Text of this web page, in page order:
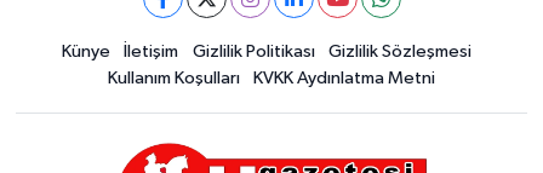
Künye İletişim Gizlilik Politikası
Gizlilik Sözleşmesi
Kullanım Koşulları
KVKK Aydınlatma Metni